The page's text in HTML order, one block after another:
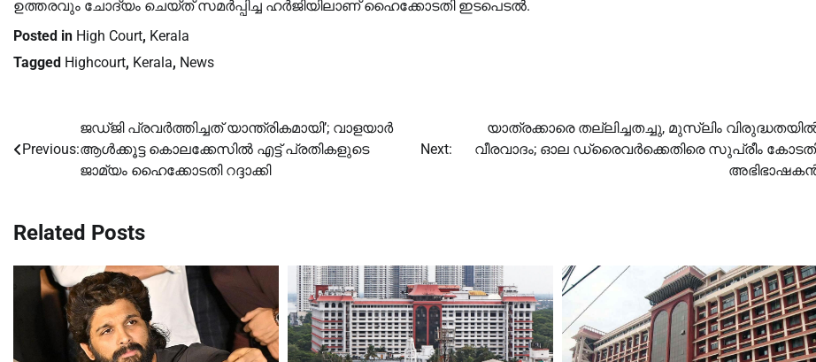
ഉത്തരവും ചോദ്യം ചെയ്ത് സമര്‍പ്പിച്ച ഹര്‍ജിയിലാണ് ഹൈക്കോടതി ഇടപെടല്‍.
Posted in High Court, Kerala
Tagged Highcourt, Kerala, News
navigation
Previous:
ജഡ്ജി പ്രവർത്തിച്ചത് യാന്ത്രികമായി’; വാളയാർ
ആൾക്കൂട്ട കൊലക്കേസിൽ എട്ട് പ്രതികളുടെ
ജാമ്യം ഹൈക്കോടതി റദ്ദാക്കി
Next:
യാത്രക്കാരെ തല്ലിച്ചതച്ചു, മുസ്ലിം
വീരവാദം; ഓല ഡ്രൈവർക്കെതിരെ സുപ്രീം
Related Posts